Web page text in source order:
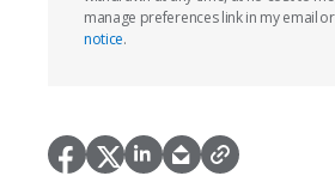
manage preferences link in my email
notice.